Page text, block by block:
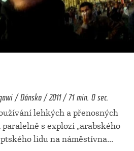
/ Dánsko / 2011 / 71 min. 0 sec.
lehkých a přenosných
s explozí „arabského
lidu na náměstívna...